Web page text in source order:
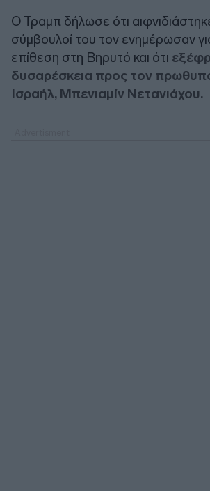
Ο Τραμπ δήλωσε ότι
σύμβουλοί του τον ενημέρωσαν
επίθεση στη Βηρυτό και ότι
δυσαρέσκεια προς τον
Ισραήλ, Μπενιαμίν Νετανιάχου.